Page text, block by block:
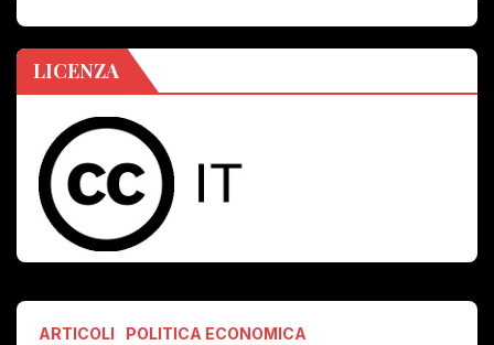
LICENZA
ARTICOLI POLITICA ECONOMICA